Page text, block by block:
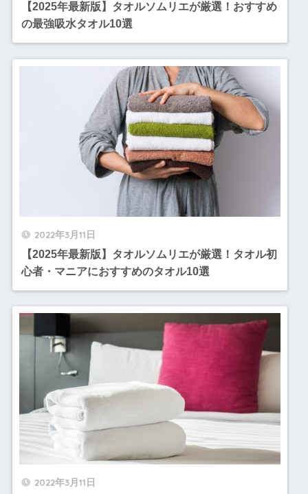
【2025年最新版】タオルソムリエが厳選！おすすめ
の最強吸水タオル10選
2022年3月11日
【2025年最新版】タオルソムリエが厳選！タオル初
心者・マニアにおすすめのタオル10選
2022年3月11日